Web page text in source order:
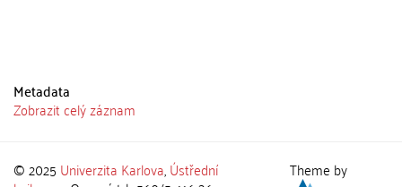
Metadata
Zobrazit celý záznam
© 2025 Univerzita Karlova,Ústřední Theme by